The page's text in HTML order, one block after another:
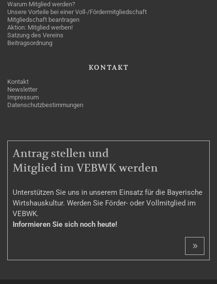
Warum Mitglied werden?
Unsere Vorteile bei einer Voll-/Fördermitgliedschaft
Mitgliedschaft beantragen
Aktion: Mitglied werben!
Satzung des Vereins
Beitragsordnung
KONTAKT
Kontakt
Newsletter
Impressum
Datenschutzbestimmungen
MITGLIEDSCHAFT
Antrag stellen und
Mitglied im VEBWK werden
Unterstützen Sie uns in unserem Einsatz für die Bayerische
Wirtshauskultur. Werden Sie Förder- oder Vollmitglied im
VEBWK.
Informieren Sie sich noch heute!
»